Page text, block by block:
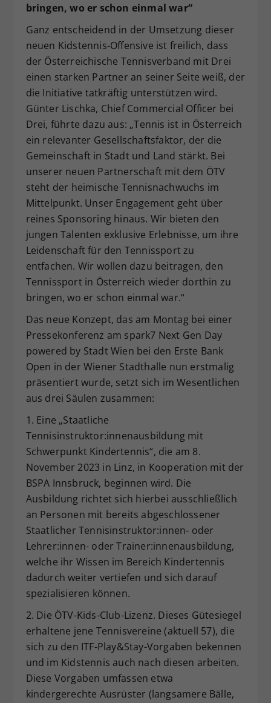
bringen, wo er schon einmal war“
Ganz entscheidend in der Umsetzung dieser
neuen Kidstennis-Offensive ist freilich, dass
der Österreichische Tennisverband mit Drei
einen starken Partner an seiner Seite weiß, der
die Initiative tatkräftig unterstützen wird.
Günter Lischka, Chief Commercial Officer bei
Drei, führte dazu aus: „Tennis ist in Österreich
ein relevanter Gesellschaftsfaktor, der die
Gemeinschaft in Stadt und Land stärkt. Bei
unserer neuen Partnerschaft mit dem ÖTV
steht der heimische Tennisnachwuchs im
Mittelpunkt. Unser Engagement geht über
reines Sponsoring hinaus. Wir bieten den
jungen Talenten exklusive Erlebnisse, um ihre
Leidenschaft für den Tennissport zu
entfachen. Wir wollen dazu beitragen, den
Tennissport in Österreich wieder dorthin zu
bringen, wo er schon einmal war.“
Das neue Konzept, das am Montag bei einer
Pressekonferenz am spark7 Next Gen Day
powered by Stadt Wien bei den Erste Bank
Open in der Wiener Stadthalle nun erstmalig
präsentiert wurde, setzt sich im Wesentlichen
aus drei Säulen zusammen:
1. Eine „Staatliche
Tennisinstruktor:innenausbildung mit
Schwerpunkt Kindertennis“, die am 8.
November 2023 in Linz, in Kooperation mit der
BSPA Innsbruck, beginnen wird. Die
Ausbildung richtet sich hierbei ausschließlich
an Personen mit bereits abgeschlossener
Staatlicher Tennisinstruktor:innen- oder
Lehrer:innen- oder Trainer:innenausbildung,
welche ihr Wissen im Bereich Kindertennis
dadurch weiter vertiefen und sich darauf
spezialisieren können.
2. Die ÖTV-Kids-Club-Lizenz. Dieses Gütesiegel
erhaltene jene Tennisvereine (aktuell 57), die
sich zu den ITF-Play&Stay-Vorgaben bekennen
und im Kidstennis auch nach diesen arbeiten.
Diese Vorgaben umfassen etwa
kindergerechte Ausrüster (langsamere Bälle,